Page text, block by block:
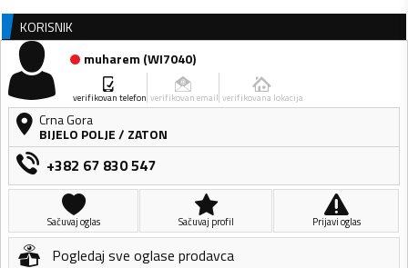
KORISNIK
muharem (WI7040)
verifikovan telefon verifikovan email verifikovana lokacija
Crna Gora
BIJELO POLJE/ ZATON
+382 67 830 547
Sačuvaj oglas Sačuvaj profil Prijavi oglas
Pogledaj sve oglase prodavca